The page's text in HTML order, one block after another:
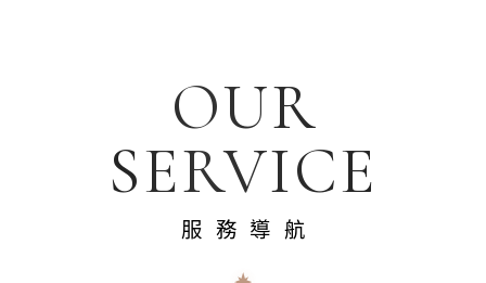
OUR
SERVICE
服務導航